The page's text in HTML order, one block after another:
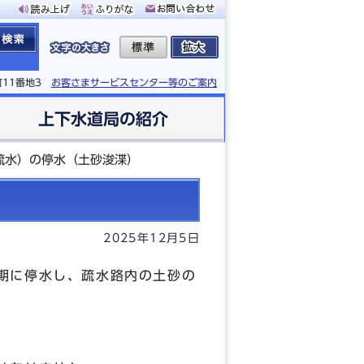
11番地3 お客さまサービスセンター等のご案内
上下水道局の紹介
）の停水（土砂浚渫）
2025年12月5日
に停水し、疏水路内の土砂の